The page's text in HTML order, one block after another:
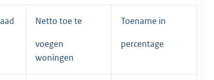
Netto toe te
voegen
woningen
Toename in
percentage